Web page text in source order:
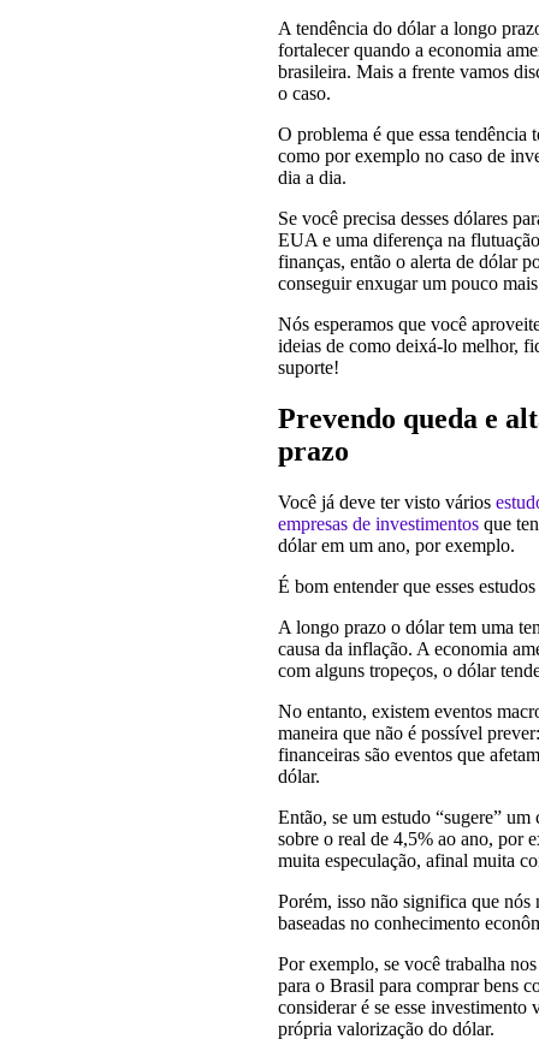
A tendência do dólar a longo
fortalecer quando a economia
brasileira. Mais a frente vamos
o caso.
O problema é que essa tendência
como por exemplo no caso de
dia a dia.
Se você precisa desses dólares
EUA e uma diferença na
finanças, então o alerta de dólar
conseguir enxugar um pouco
Nós esperamos que você
ideias de como deixá-lo melhor,
suporte!
Prevendo queda e
prazo
Você já deve ter visto vários
empresas de investimentosque
dólar em um ano, por exemplo.
É bom entender que esses
A longo prazo o dólar tem uma
causa da inflação. A economia
com alguns tropeços, o dólar
No entanto, existem eventos
maneira que não é possível
financeiras são eventos que
dólar.
Então, se um estudo “sugere”
sobre o real de 4,5% ao ano, por
muita especulação, afinal muita
Porém, isso não significa que nós
baseadas no conhecimento
Por exemplo, se você trabalha
para o Brasil para comprar bens
considerar é se esse
própria valorização do dólar.